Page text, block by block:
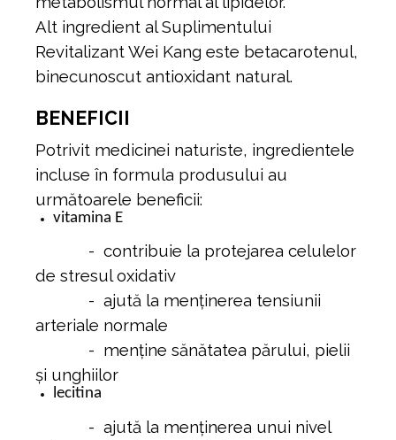
Alt ingredient al Suplimentului
Revitalizant Wei Kang este betacarotenul,
binecunoscut antioxidant natural.
BENEFICII
Potrivit medicinei naturiste, ingredientele
incluse în formula produsului au
următoarele beneficii:
vitamina E
- contribuie la protejarea celulelor
de stresul oxidativ
- ajută la menținerea tensiunii
arteriale normale
- menține sănătatea părului, pielii
și unghiilor
lecitina
- ajută la menținerea unui nivel